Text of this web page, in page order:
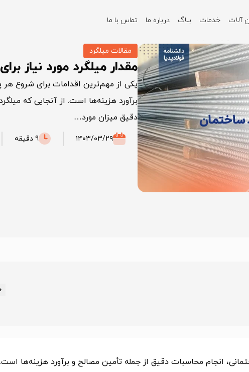
آلات خدمات بلاگ درباره ما تماس با ما
مقالات میلگرد
مقدار میلگرد مورد نیاز
یکی از مهم‌ترین اقدامات برای شروع هر
برآورد هزینه‌ها است. از آنجایی که
دقیق میزان مورد…
۱۴۰۳/۰۳/۲۹ 9 دقیقه
انجام محاسبات دقیق از جمله تأمین مصالح و برآورد هزینه‌ها است.